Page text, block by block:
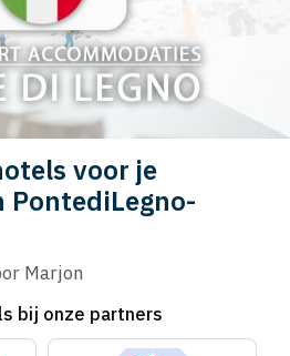
voor je
Marjon
bij onze partners